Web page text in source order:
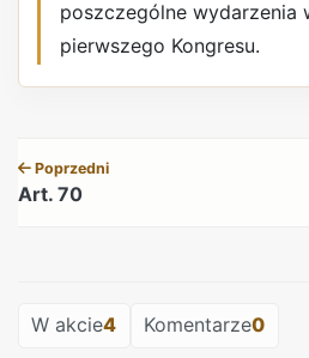
poszczególne wydarzenia
pierwszego Kongresu.
Poprzedni
Art. 70
W akcie4 Komentarze0